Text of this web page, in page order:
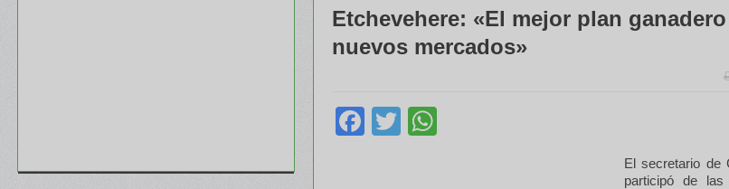
Etchevehere: «El mejor plan
nuevos mercados»
Facebook
Twitter
El secretario de
participó de